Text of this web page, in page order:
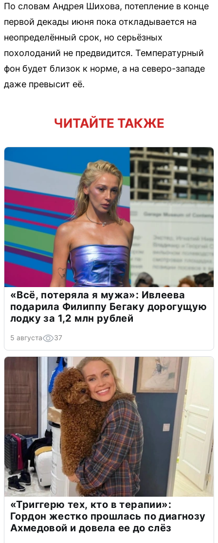
По словам Андрея Шихова, потепление в конце
первой декады июня пока откладывается на
неопределённый срок, но серьёзных
похолоданий не предвидится. Температурный
фон будет близок к норме, а на северо-западе
даже превысит её.
ЧИТАЙТЕ ТАКЖЕ
«Всё, потеряла я мужа»: Ивлеева
подарила Филиппу Бегаку дорогущую
лодку за 1,2 млн рублей
5 августа 37
«Триггерю тех, кто в терапии»:
Гордон жестко прошлась по диагнозу
Ахмедовой и довела ее до слёз